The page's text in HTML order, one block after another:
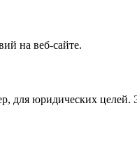
на веб-сайте.
для юридических